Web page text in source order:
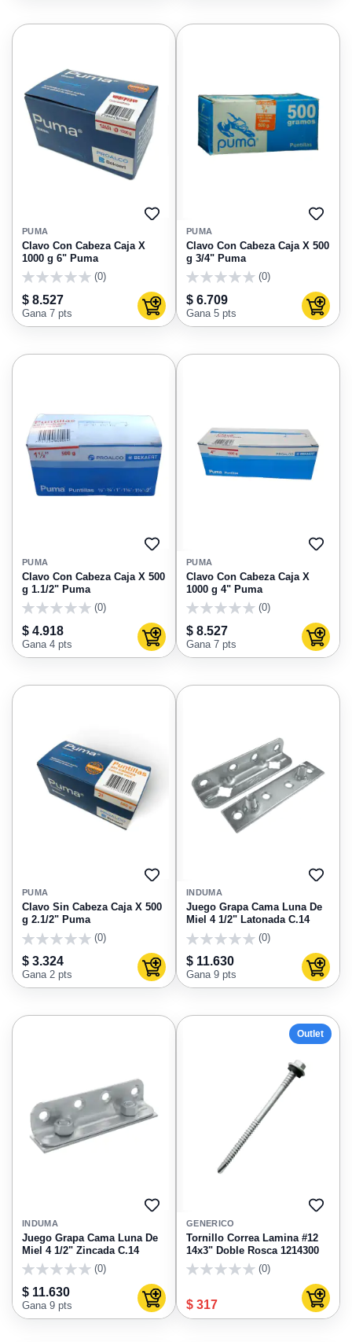
AGREGAR
FAVORITOS
PUMA
Clavo Con Cabeza Caja X
1000 g 6" Puma
(0)
$ 8.527
Gana 7 pts Agregar al carrito
PUMA
Clavo Con Cabeza Caja X 500
g 3/4" Puma
(0)
$ 6.709
Gana 5 pts
AGREGAR
FAVORITOS
PUMA
Clavo Con Cabeza Caja X 500
g 1.1/2" Puma
(0)
$ 4.918
Gana 4 pts Agregar al carrito
PUMA
Clavo Con Cabeza Caja X
1000 g 4" Puma
(0)
$ 8.527
Gana 7 pts
AGREGAR
FAVORITOS
PUMA
Clavo Sin Cabeza Caja X 500
g 2.1/2" Puma
(0)
$ 3.324
Gana 2 pts Agregar al carrito
INDUMA
Juego Grapa Cama Luna De
Miel 4 1/2" Latonada C.14
(0)
$ 11.630
Gana 9 pts
AGREGAR
FAVORITOS
INDUMA
Juego Grapa Cama Luna De
Miel 4 1/2" Zincada C.14
(0)
$ 11.630
Gana 9 pts Agregar al carrito
Outlet
GENERICO
Tornillo Correa Lamina #12
14x3" Doble Rosca 1214300
(0)
$ 317